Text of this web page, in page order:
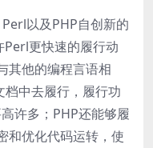
以及PHP自创新的
Perl更快速的履行动
其他的编程言语相
中去履行，履行功
许多；PHP还能够履
和优化代码运转，使